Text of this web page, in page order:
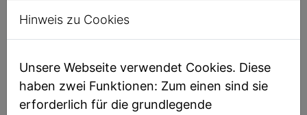
Hinweis zu Cookies
Unsere Webseite verwendet Cookies. Diese
haben zwei Funktionen: Zum einen sind sie
erforderlich für die grundlegende